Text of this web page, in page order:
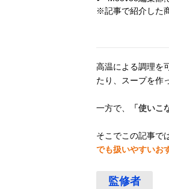
※記事で紹介した
高温による調理を
たり、スープを作
一方で、 「使いこ
そこでこの記事では
でも扱いやすいお